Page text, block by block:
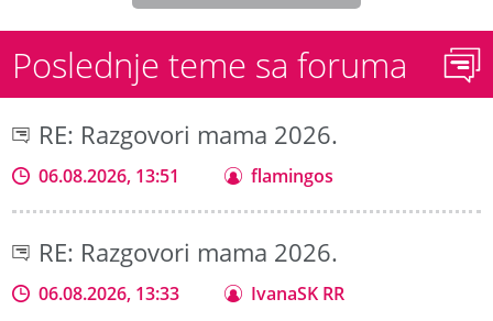
Poslednje teme sa foruma
RE: Razgovori mama 2026.
06.08.2026, 13:51 flamingos
RE: Razgovori mama 2026.
06.08.2026, 13:33 IvanaSK RR